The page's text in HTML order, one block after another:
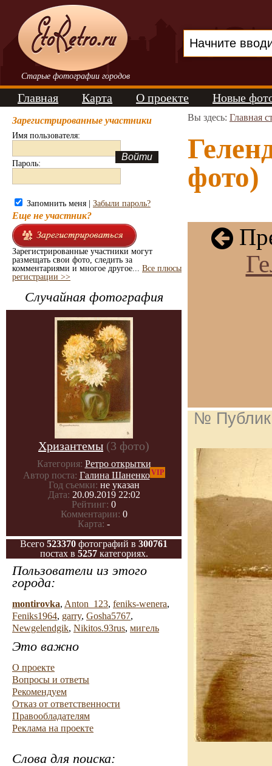
Старые фотографии городов
Главная Карта О проекте Новые
Зарегистрированные участники
Имя пользователя:
Пароль:
Запомнить меня | Забыли пароль?
Еще не участник?
Зарегистрированные участники могут
размещать свои фото, следить за
комментариями и многое другое... Все плюсы
регистрации >>
Случайная фотография
Хризантемы (3 фото)
Категория: Ретро открытки
Автор поста: Галина ШаненкоVIP
Год съемки: не указан
Дата: 20.09.2019 22:02
Рейтинг: 0
Комментарии: 0
Карта: -
Всего 523370 фотографий в 300761
постах в 5257категориях.
Пользователи из этого
города:
montirovka, Anton_123, feniks-wenera,
Feniks1964, garry, Gosha5767,
Newgelendgik, Nikitos.93rus, мигель
Это важно
О проекте
Вопросы и ответы
Рекомендуем
Отказ от ответственности
Правообладателям
Реклама на проекте
Слова для поиска:
Вы здесь: Главная
фото)
№